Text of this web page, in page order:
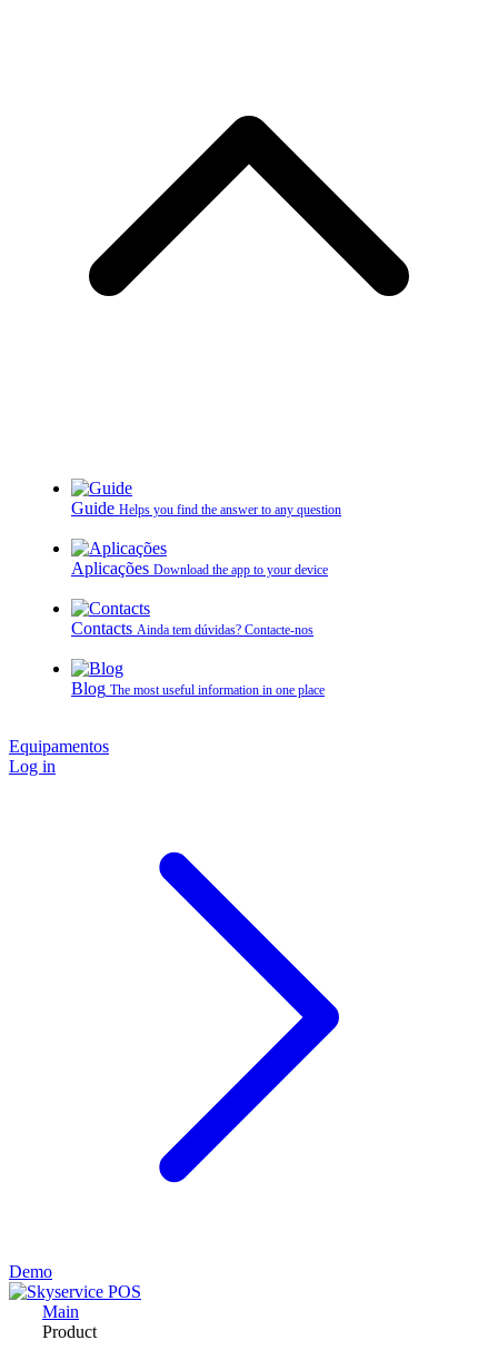
Guide Helps you find the answer to any question
Aplicações Download the app to your device
Contacts Ainda tem dúvidas? Contacte‑nos
Blog The most useful information in one place
Equipamentos
Log in
Demo
Main
Product